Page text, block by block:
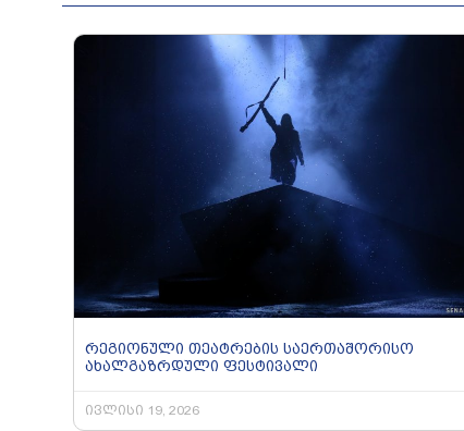
რეგიონული თეატრების საერთაშორისო
ახალგაზრდული ფესტივალი
ივლისი 19, 2026